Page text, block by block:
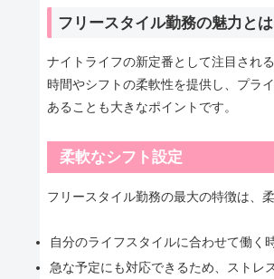
フリースタイル勤務の魅力とは
ナイトライフの新定番として注目され
時間やシフトの柔軟性を提供し、プラ
あることも大きなポイントです。
柔軟なシフト設定
フリースタイル勤務の最大の特徴は、
自分のライフスタイルに合わせて働く
急な予定にも対応できるため、ストレ